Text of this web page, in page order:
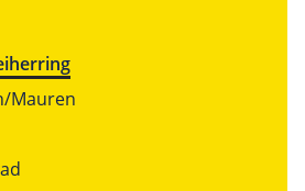
Mauren